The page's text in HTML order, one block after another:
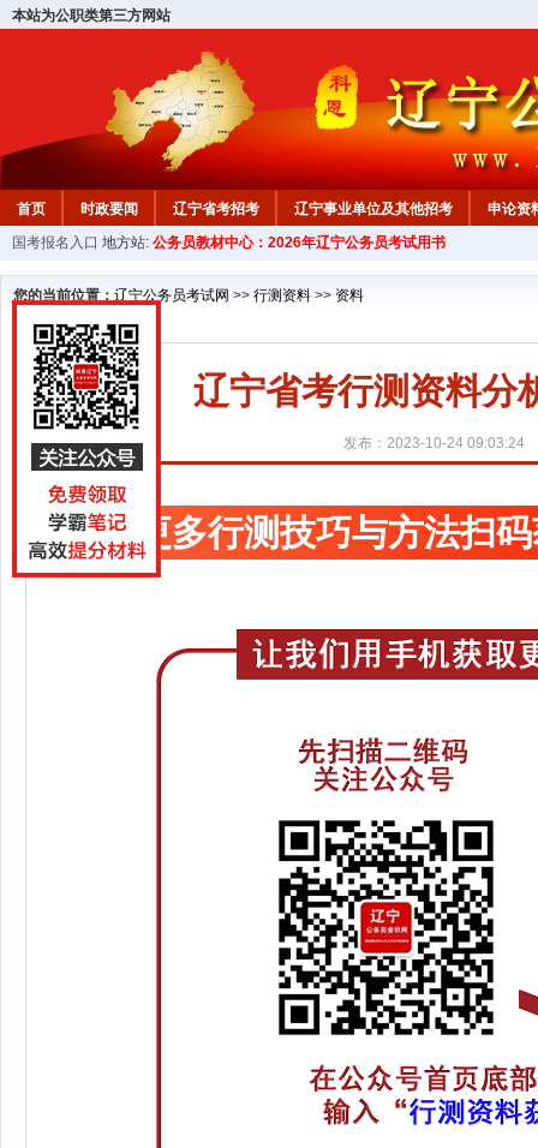
本站为公职类第三方网站
首页 时政要闻 辽宁省考招考 辽宁事业单位及其他招考 申论资
教材中心
国考报名入口 地方站: 公务员教材中心：2026年辽宁公务员考试用书
您的当前位置： 辽宁公务员考试网 >> 行测资料 >> 资料
辽宁省考行测资料分
发布：2023-10-24 09:03:24
更多行测技巧与方法扫